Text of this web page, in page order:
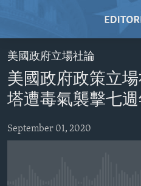
Skip
to
main
content
Skip
to
main
HOME
VIDEO
RADIO
REGIONS
美國政府立場社論
美國政府政策立
塔遭毒氣襲擊七週
September 01, 2020